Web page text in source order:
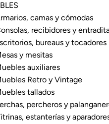
camas y cómodas
recibidores y
bureaus y tocadores
y mesitas
auxiliares
Retro y Vintage
tallados
percheros y
estanterías y